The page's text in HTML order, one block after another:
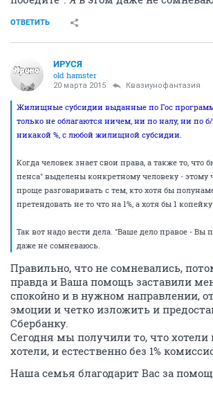
ОТВЕТИТЬ
ИРУСЯ
old hamster
20 марта 2015 Квазиунофантазия
Жилищные субсидии выданные по Гос
только не облагаются ничем, ни по налу, ни по
никакой %, с любой жилищной субсидии.
Когда человек знает свои права, а также то, что
пенса" выделены конкретному человеку - этому
проще разговаривать с тем, кто хотя бы
претендовать не то что на 1%, а хотя бы 1
Так вот надо вести дела. "Ваше дело правое - Вы
даже не сомневаюсь.
Правильно, что не сомневались,
правда и Ваша помощь заставили
спокойно и в нужном направлении,
эмоции и четко изложить и
Сбербанку.
Сегодня мы получили то, что хотели
хотели, и естественно без 1%
Наша семья благодарит Вас за